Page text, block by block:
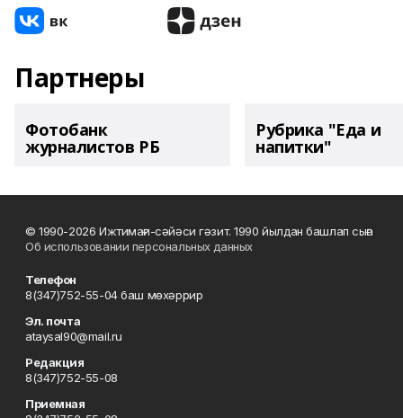
Партнеры
Фотобанк
журналистов РБ
Рубрика "Еда и
напитки"
© 1990-2026 Ижтимағи-сәйәси гәзит. 1990 йылдан башлап сыға
Об использовании персональных данных
Телефон
8(347)752-55-04 баш мөхәррир
Эл. почта
ataysal90@mail.ru
Редакция
8(347)752-55-08
Приемная